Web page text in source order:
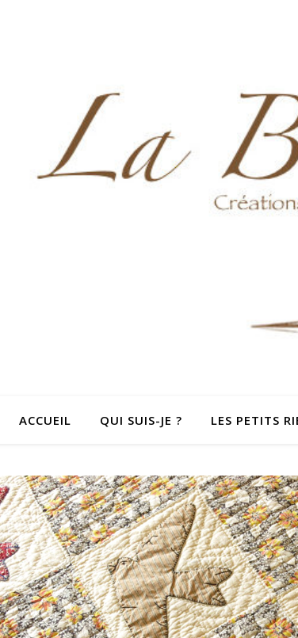
ACCUEIL QUI SUIS-JE ? LES PETITS